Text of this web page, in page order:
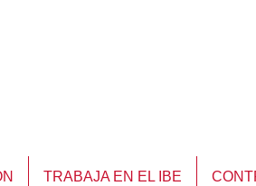
TRABAJA EN EL IBE